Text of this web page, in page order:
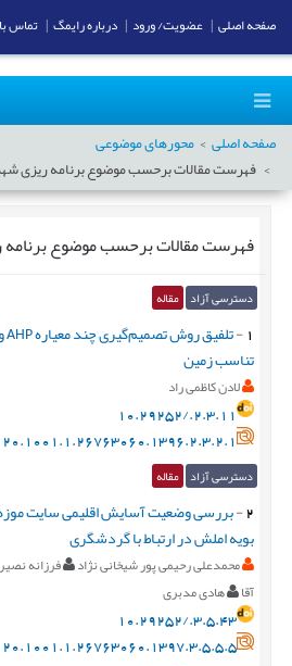
صفحه اصلی
محورهای موضوعی
فهرست مقالات برحسب موضوعبرنامه ریزی
فهرست مقالات برحسب موضوع
دسترسی آزاد مقاله
-
تناسب زمین
لادن کاظمی راد
10.29252/.2.3.11
20.1001.1.26763060.1396.2.3.2.1
دسترسی آزاد مقاله
2
-بررسی وضعیت آسایش اقلیمی سایت موزه
بویه املش در ارتباط با گردشگری
محمدعلی رحیمی پور شیخانی نژاد فرزانه
آقا
هادی مدبری
10.29252/.3.5.43
20.1001.1.26763060.1397.3.5.5.5
صفحه اصلی عضویت/ ورود درباره رایمگ تماس با